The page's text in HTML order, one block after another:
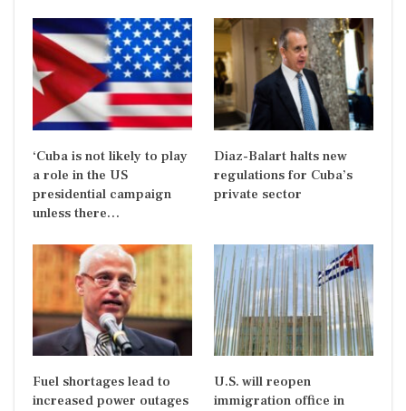
‘Cuba is not likely to play
a role in the US
presidential campaign
unless there…
Diaz-Balart halts new
regulations for Cuba’s
private sector
Fuel shortages lead to
increased power outages
U.S. will reopen
immigration office in